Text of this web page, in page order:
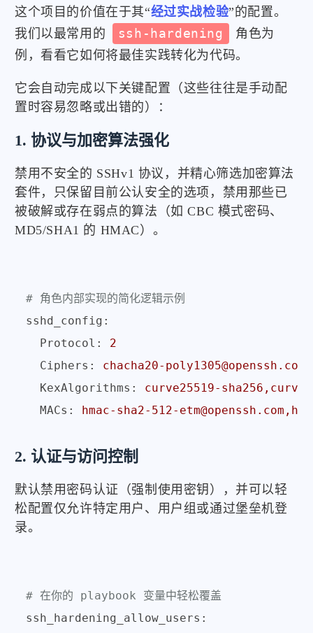
这个项目的价值在于其“经过实战检验”的配置。
我们以最常用的
ssh-hardening
角色为
例，看看它如何将最佳实践转化为代码。
它会自动完成以下关键配置（这些往往是手动配
置时容易忽略或出错的）：
1. 协议与加密算法强化
禁用不安全的 SSHv1 协议，并精心筛选加密算法
套件，只保留目前公认安全的选项，禁用那些已
被破解或存在弱点的算法（如 CBC 模式密码、
MD5/SHA1 的 HMAC）。
# 角色内部实现的简化逻辑示例
sshd_config:
Protocol:
2
Ciphers:
chacha20-
KexAlgorithms:
curve25519-
MACs:
hmac-sha2-512-
2. 认证与访问控制
默认禁用密码认证（强制使用密钥），并可以轻
松配置仅允许特定用户、用户组或通过堡垒机登
录。
# 在你的 playbook 变量中轻松覆盖
ssh_hardening_allow_users: